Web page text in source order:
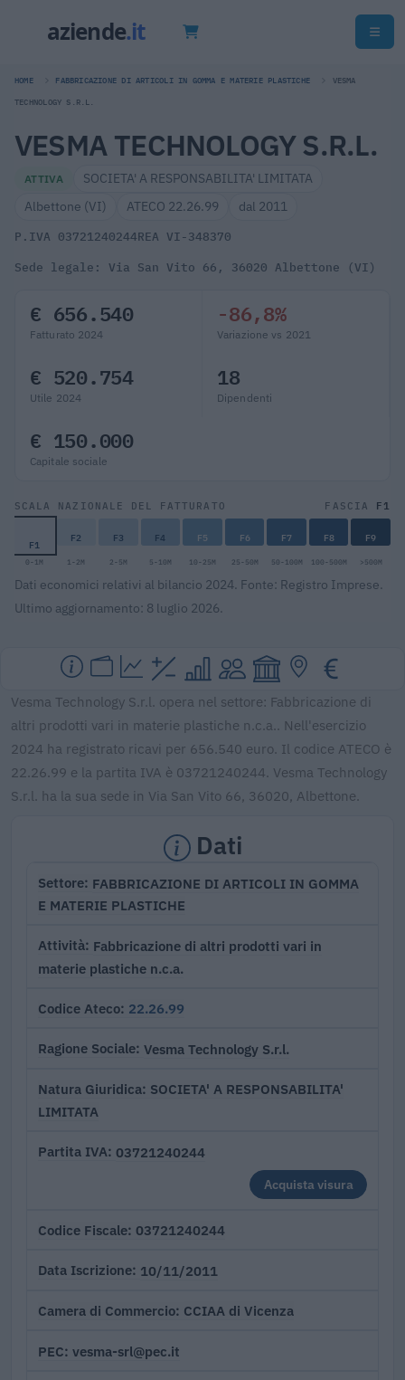
HOME FABBRICAZIONE DI ARTICOLI IN GOMMA E MATERIE PLASTICHE VESMA
TECHNOLOGY S.R.L.
VESMA TECHNOLOGY S.R.L.
ATTIVA
SOCIETA' A RESPONSABILITA' LIMITATA
Albettone (VI)
ATECO 22.26.99 dal 2011
P.IVA 03721240244REA VI-348370
Sede legale: Via San Vito 66, 36020 Albettone (VI)
€ 656.540
Fatturato 2024
-86,8%
Variazione vs 2021
€ 520.754
Utile 2024
18
Dipendenti
€ 150.000
Capitale sociale
SCALA NAZIONALE DEL FATTURATO FASCIA F1
F1 F2 F3 F4 F5 F6 F7 F8 F9
0-1M 1-2M 2-5M 5-10M 10-25M 25-50M 50-100M 100-500M >500M
Dati economici relativi al bilancio 2024. Fonte: Registro Imprese.
Ultimo aggiornamento: 8 luglio 2026.
Vesma Technology S.r.l. opera nel settore: Fabbricazione di
altri prodotti vari in materie plastiche n.c.a.. Nell'esercizio
2024 ha registrato ricavi per 656.540 euro. Il codice ATECO è
22.26.99 e la partita IVA è 03721240244. Vesma Technology
S.r.l. ha la sua sede in Via San Vito 66, 36020, Albettone.
Dati
Settore FABBRICAZIONE DI ARTICOLI IN GOMMA
E MATERIE PLASTICHE
Attività Fabbricazione di altri prodotti vari in
materie plastiche n.c.a.
Codice Ateco 22.26.99
Ragione Sociale Vesma Technology S.r.l.
Natura Giuridica SOCIETA' A RESPONSABILITA'
LIMITATA
Partita IVA 03721240244
Acquista visura
Codice Fiscale 03721240244
Data Iscrizione 10/11/2011
Camera di Commercio CCIAA di Vicenza
PEC vesma-srl@pec.it